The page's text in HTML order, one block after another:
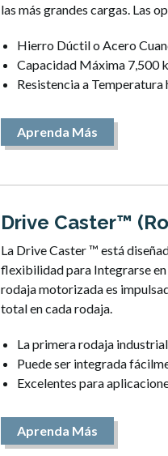
las más grandes cargas. Las
Hierro Dúctil o Acero
Capacidad Máxima 7,500
Resistencia a Temperatura
Aprenda Más
Drive Caster™
La Drive Caster ™ está
flexibilidad para Integrarse en
rodaja motorizada es
total en cada rodaja.
La primera rodaja
Puede ser integrada
Excelentes para
Aprenda Más